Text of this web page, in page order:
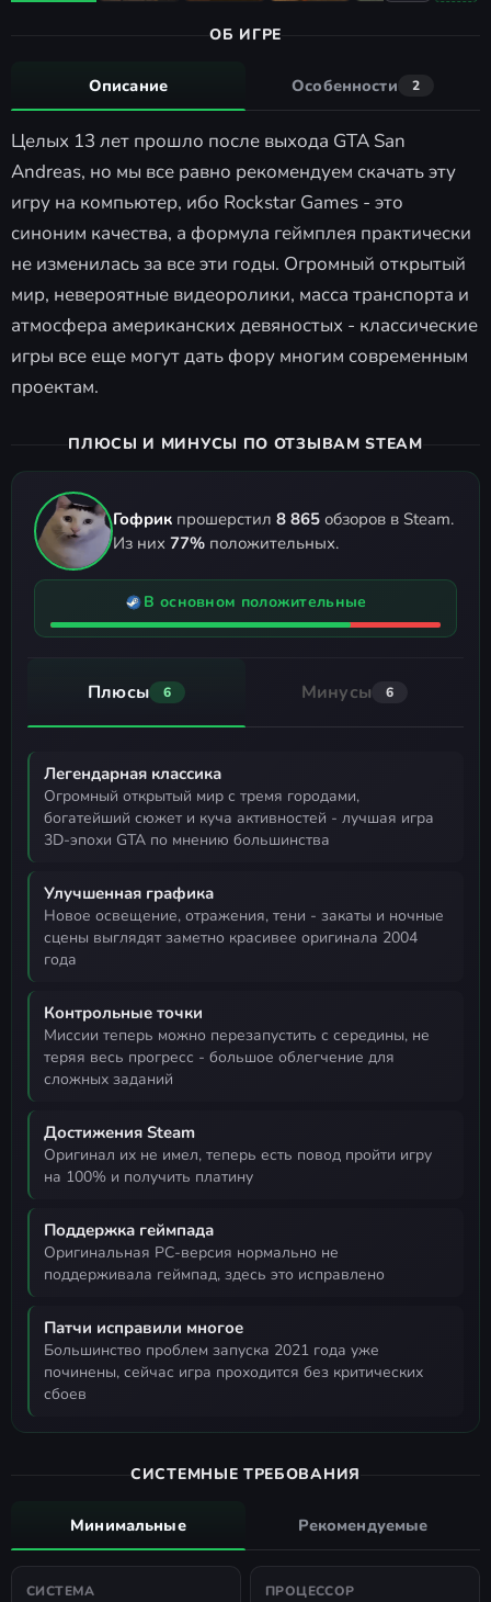
ОБ ИГРЕ
Описание Особенности 2
Целых 13 лет прошло после выхода GTA San
Andreas, но мы все равно рекомендуем скачать эту
игру на компьютер, ибо Rockstar Games - это
синоним качества, а формула геймплея практически
не изменилась за все эти годы. Огромный открытый
мир, невероятные видеоролики, масса транспорта и
атмосфера американских девяностых - классические
игры все еще могут дать фору многим современным
проектам.
ПЛЮСЫ И МИНУСЫ ПО ОТЗЫВАМ STEAM
Гофрик прошерстил 8 865 обзоров в Steam.
Из них 77% положительных.
В основном положительные
Плюсы 6 Минусы 6
Легендарная классика
огромный открытый мир с тремя городами,
богатейший сюжет и куча активностей - лучшая игра
3D-эпохи GTA по мнению большинства
Улучшенная графика
новое освещение, отражения, тени - закаты и ночные
сцены выглядят заметно красивее оригинала 2004
года
Контрольные точки
миссии теперь можно перезапустить с середины, не
теряя весь прогресс - большое облегчение для
сложных заданий
Достижения Steam
оригинал их не имел, теперь есть повод пройти игру
на 100% и получить платину
Поддержка геймпада
оригинальная PC-версия нормально не
поддерживала геймпад, здесь это исправлено
Патчи исправили многое
большинство проблем запуска 2021 года уже
починены, сейчас игра проходится без критических
сбоев
СИСТЕМНЫЕ ТРЕБОВАНИЯ
Минимальные Рекомендуемые
СИСТЕМА ПРОЦЕССОР